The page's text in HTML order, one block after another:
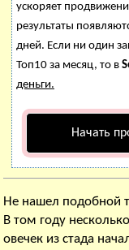
ускоряет
результаты
дней. Если ни один
Топ10 за месяц, то в
деньги.
Начать
Не нашел подобной
В том году несколько
овечек из стада